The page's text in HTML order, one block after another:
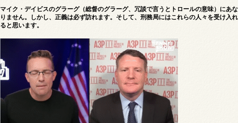
マイク・デイビスのグラーグ（総督のグラーグ、冗談で言うとトロールの意味）にあ
りません。しかし、正義は必ず訪れます。そして、刑務局にはこれらの人々を受け入
ると思います。